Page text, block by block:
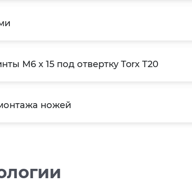
M6 х 15 под отвертку Torx T20
ножей